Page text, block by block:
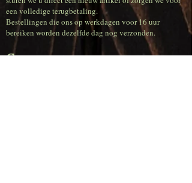
een volledige terugbetaling.
Bestellingen die ons op werkdagen voor 16 uur
bereiken worden dezelfde dag nog verzonden.
Superscherpe